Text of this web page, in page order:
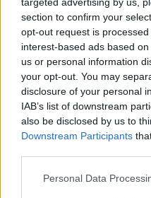
section to confirm your
opt-out request is
interest-based ads based
us or personal information
your opt-out. You may
disclosure of your personal
IAB’s list of downstream
also be disclosed by us to
Downstream Participants
Personal Data